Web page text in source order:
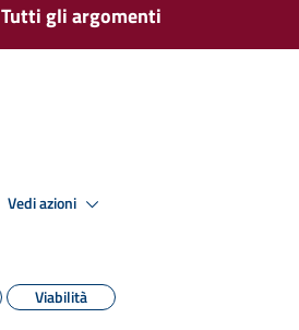
Tutti gli argomenti
Vedi azioni
Viabilità